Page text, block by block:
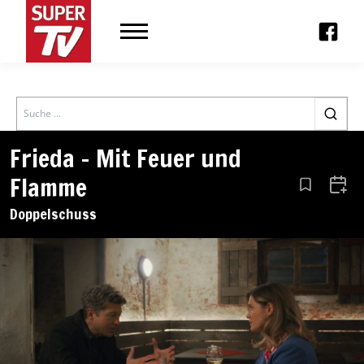
Search
Frieda – Mit Feuer und
Flamme
Doppelschuss
Aus den